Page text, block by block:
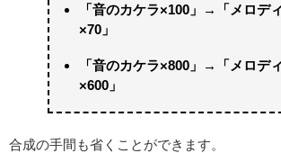
「音のカケラ×100」→「メロデ
×70」
「音のカケラ×800」→「メロデ
×600」
合成の手間も省くことができます。